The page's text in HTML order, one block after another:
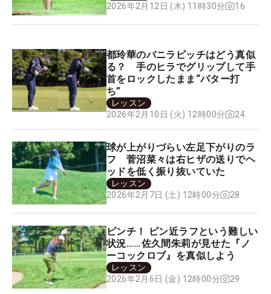
2026年2月12日 (木) 11時30分
16
都玲華のバニラピッチはどう真似
る？ 手のヒラでグリップして手
首をロックしたまま“パター打
ち”
レッスン
2026年2月10日 (火) 12時00分
24
球が上がりづらい左足下がりのラ
フ 菅沼菜々は右ヒザの送りでヘ
ッドを低く振り抜いていた
レッスン
2026年2月7日 (土) 12時00分
28
ピンチ！ ピン近ラフという難しい
状況……佐久間朱莉が見せた『ノ
ーコックロブ』を真似しよう
レッスン
2026年2月6日 (金) 12時00分
29